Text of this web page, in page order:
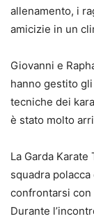
allenamento, i
amicizie in un
Giovanni e
hanno gestito
tecniche dei
è stato molto
La Garda
squadra
confrontarsi con
Durante